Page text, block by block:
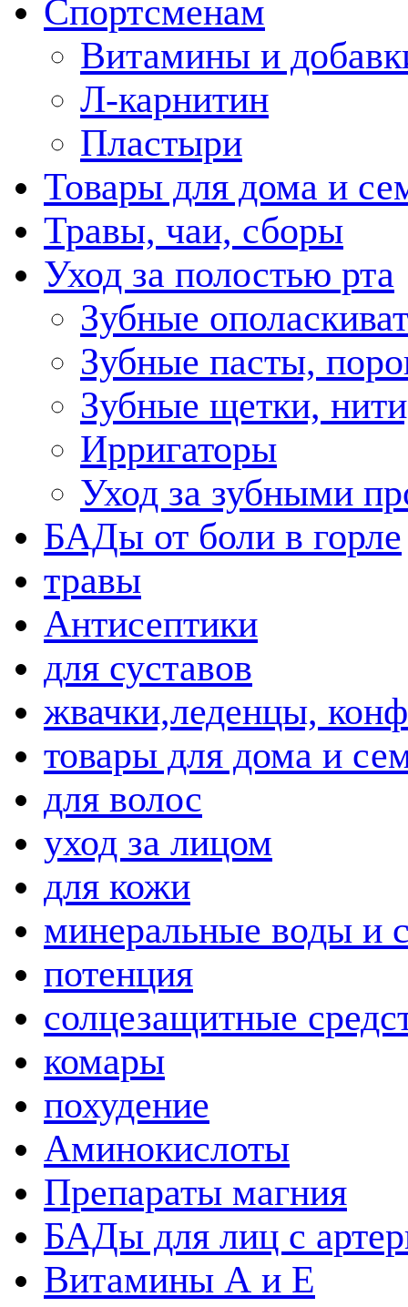
Спортсменам
Витамины и
Л-карнитин
Пластыри
Товары для дома и
Травы, чаи, сборы
Уход за полостью рта
Зубные
Зубные пасты,
Зубные щетки,
Ирригаторы
Уход за зубными
БАДы от боли в горле
травы
Антисептики
для суставов
жвачки,леденцы,
товары для дома и
для волос
уход за лицом
для кожи
минеральные воды и
потенция
солцезащитные
комары
похудение
Аминокислоты
Препараты магния
БАДы для лиц с
Витамины А и Е